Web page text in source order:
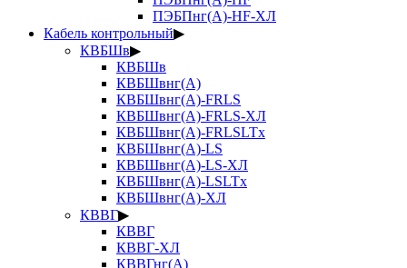
ПЭБПнг(А)-HF-ХЛ
Кабель контрольный▶
КВБШв▶
КВБШв
КВБШвнг(А)
КВБШвнг(А)-FRLS
КВБШвнг(А)-FRLS-ХЛ
КВБШвнг(А)-FRLSLTx
КВБШвнг(А)-LS
КВБШвнг(А)-LS-ХЛ
КВБШвнг(А)-LSLTx
КВБШвнг(А)-ХЛ
КВВГ▶
КВВГ
КВВГ-ХЛ
КВВГнг(А)